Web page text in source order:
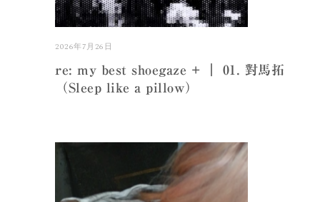
2026年7月26日
re: my best shoegaze + ｜ 01. 對馬拓
（Sleep like a pillow）